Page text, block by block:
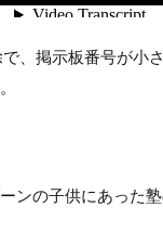
、掲示板番号が小
ンの子供にあった